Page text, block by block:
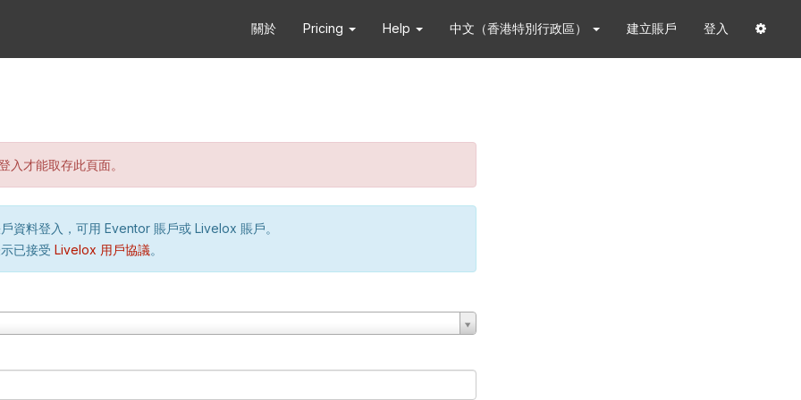
關於 Pricing Help 中文（香港特別行政區） 建立賬戶 登入
入才能取存此頁面。
資料登入，可用 Eventor 賬戶或 Livelox 賬戶。
已接受 Livelox 用戶協議。